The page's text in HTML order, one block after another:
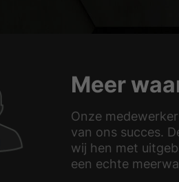
Meer
Onze
van ons succes.
wij hen met
een echte